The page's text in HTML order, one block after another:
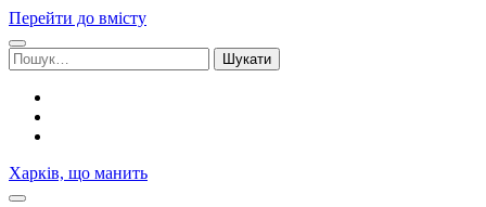
Перейти до вмісту
Шукати:
Харків, що манить